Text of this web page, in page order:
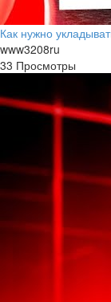
Как нужно
www3208ru
33 Просмотры